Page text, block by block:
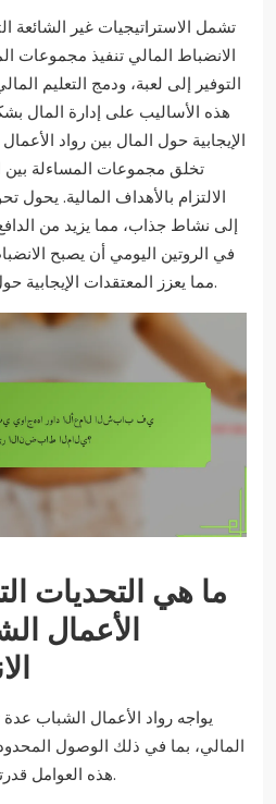
تشمل الاستراتيجيات غير الشائعة
الانضباط المالي تنفيذ مجموعات
التوفير إلى لعبة، ودمج التعليم
هذه الأساليب على إدارة المال
الإيجابية حول المال بين رواد
تخلق مجموعات المساءلة بين
الالتزام بالأهداف المالية. يحول
إلى نشاط جذاب، مما يزيد من
في الروتين اليومي أن يصبح
مما يعزز المعتقدات الإيجابية حول المال على المدى الطويل.
ما هي التحديات
الأعمال
يواجه رواد الأعمال الشباب
المالي، بما في ذلك الوصول
هذه العوامل قدرتهم على إدارة المال بفعالية.